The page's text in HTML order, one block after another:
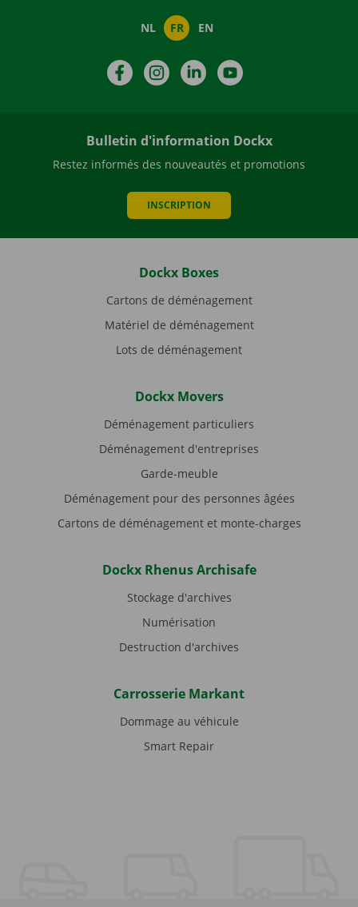
NL FR EN
FacebookInstagramLinkedIn
Bulletin d'information Dockx
Restez informés des nouveautés et promotions
INSCRIPTION
Dockx Boxes
Cartons de déménagement
Matériel de déménagement
Lots de déménagement
Dockx Movers
Déménagement particuliers
Déménagement d'entreprises
Garde-meuble
Déménagement pour des personnes âgées
Cartons de déménagement et monte-charges
Dockx Rhenus Archisafe
Stockage d'archives
Numérisation
Destruction d'archives
Carrosserie Markant
Dommage au véhicule
Smart Repair